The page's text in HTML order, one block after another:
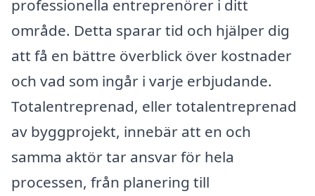
professionella entreprenörer i ditt
område. Detta sparar tid och hjälper dig
att få en bättre överblick över kostnader
och vad som ingår i varje erbjudande.
Totalentreprenad, eller totalentreprenad
av byggprojekt, innebär att en och
samma aktör tar ansvar för hela
processen, från planering till